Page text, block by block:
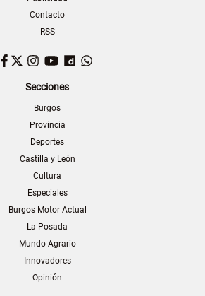
Contacto
RSS
Facebook
TwitterInstagram
YouTubeDailymotion
Secciones
Burgos
Provincia
Deportes
Castilla y León
Cultura
Especiales
Burgos Motor Actual
La Posada
Mundo Agrario
Innovadores
Opinión